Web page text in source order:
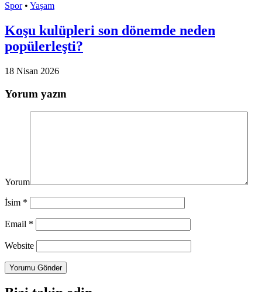
Spor • Yaşam
Koşu kulüpleri son dönemde neden
popülerleşti?
18 Nisan 2026
Yorum yazın
Yorum
İsim *
Email *
Website